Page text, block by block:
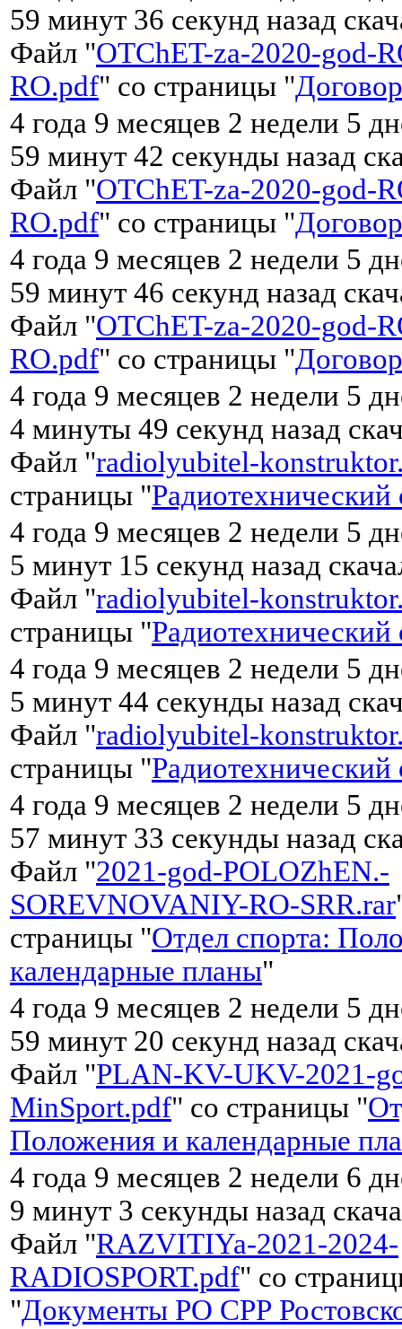
59 минут 36 секунд назад
Файл "OTChET-za-2020-god-
RO.pdf" со страницы "
4 года 9 месяцев 2 недели 5
59 минут 42 секунды назад
Файл "OTChET-za-2020-god-
RO.pdf" со страницы "
4 года 9 месяцев 2 недели 5
59 минут 46 секунд назад
Файл "OTChET-za-2020-god-
RO.pdf" со страницы "
4 года 9 месяцев 2 недели 5
4 минуты 49 секунд назад
Файл "radiolyubitel-
страницы "Радиотехнический
4 года 9 месяцев 2 недели 5
5 минут 15 секунд назад
Файл "radiolyubitel-
страницы "Радиотехнический
4 года 9 месяцев 2 недели 5
5 минут 44 секунды назад
Файл "radiolyubitel-
страницы "Радиотехнический
4 года 9 месяцев 2 недели 5
57 минут 33 секунды назад
Файл "2021-god-POLOZhEN.-
SOREVNOVANIY-RO-SRR.rar
страницы "Отдел спорта:
календарные планы"
4 года 9 месяцев 2 недели 5
59 минут 20 секунд назад
Файл "PLAN-KV-UKV-2021-
MinSport.pdf" со страницы "
Положения и календарные
4 года 9 месяцев 2 недели 6
9 минут 3 секунды назад
Файл "RAZVITIYa-2021-2024-
RADIOSPORT.pdf" со
"Документы РО СРР